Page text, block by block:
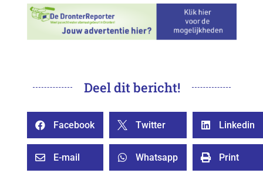
Deel dit bericht!
 Facebook  Twitter  Linkedin
 E-mail  Whatsapp  Print